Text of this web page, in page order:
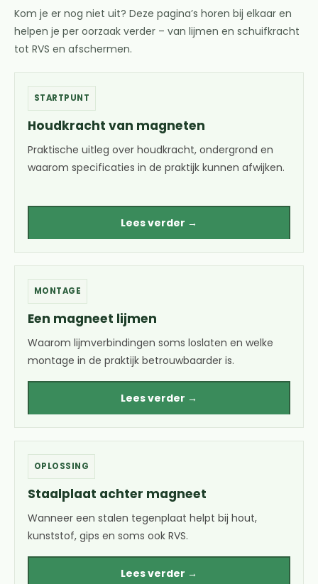
Kom je er nog niet uit? Deze pagina’s horen bij elkaar en
helpen je per oorzaak verder – van lijmen en schuifkracht
tot RVS en afschermen.
STARTPUNT
Houdkracht van magneten
Praktische uitleg over houdkracht, ondergrond en
waarom specificaties in de praktijk kunnen afwijken.
Lees verder →
MONTAGE
Een magneet lijmen
Waarom lijmverbindingen soms loslaten en welke
montage in de praktijk betrouwbaarder is.
Lees verder →
OPLOSSING
Staalplaat achter magneet
Wanneer een stalen tegenplaat helpt bij hout,
kunststof, gips en soms ook RVS.
Lees verder →